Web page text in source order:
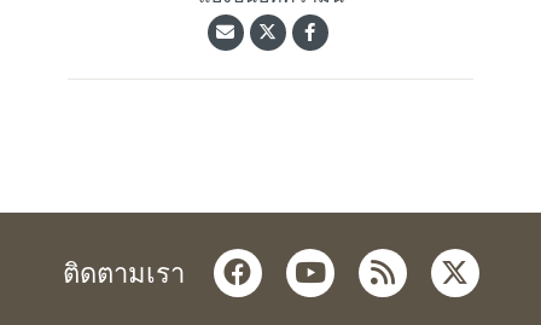
ติดตามเรา facebookyoutube
rss twitter